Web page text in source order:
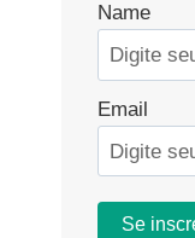
Name
Email